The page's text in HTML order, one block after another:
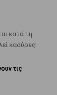
κατά τη
καούρες!
τις